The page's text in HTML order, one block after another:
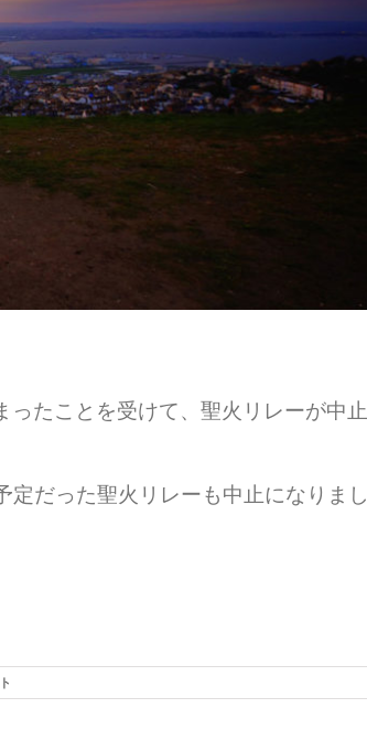
たことを受けて、聖火リレーが中止
だった聖火リレーも中止になりまし